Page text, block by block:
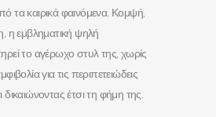
τα καιρικά φαινόμενα. Κομψή,
η εμβληματική ψηλή
το αγέρωχο στυλ της, χωρίς
για τις περιπετειώδεις
δικαιώνοντας έτσι τη φήμη της.